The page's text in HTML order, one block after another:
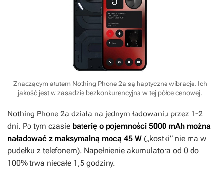
Znaczącym atutem Nothing Phone 2a są haptyczne wibracje. Ich
jakość jest w zasadzie bezkonkurencyjna w tej półce cenowej.
Nothing Phone 2a działa na jednym ładowaniu przez 1-2
dni. Po tym czasie baterię o pojemności 5000 mAh można
naładować z maksymalną mocą 45 W („kostki” nie ma w
pudełku z telefonem). Napełnienie akumulatora od 0 do
100% trwa niecałe 1,5 godziny.